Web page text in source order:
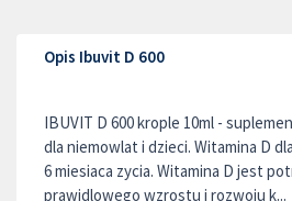
Opis Ibuvit D 600
IBUVIT D 600 krople 10ml -
dla niemowlat i dzieci. Witamina D
6 miesiaca zycia. Witamina D jest
prawidlowego wzrostu i rozwoju k...